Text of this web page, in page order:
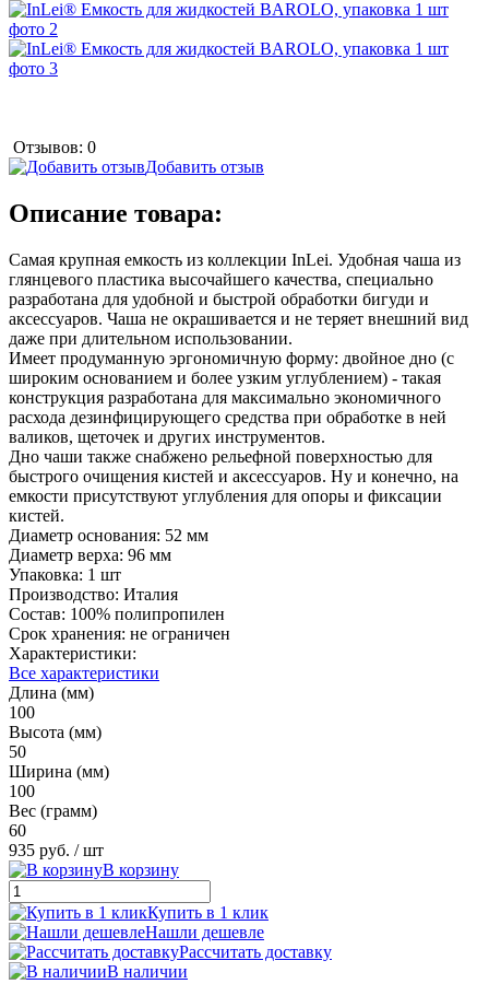
Отзывов: 0
Добавить отзыв
Описание товара:
Самая крупная емкость из коллекции InLei. Удобная чаша из
глянцевого пластика высочайшего качества, специально
разработана для удобной и быстрой обработки бигуди и
аксессуаров. Чаша не окрашивается и не теряет внешний вид
даже при длительном использовании.
Имеет продуманную эргономичную форму: двойное дно (с
широким основанием и более узким углублением) - такая
конструкция разработана для максимально экономичного
расхода дезинфицирующего средства при обработке в ней
валиков, щеточек и других инструментов.
Дно чаши также снабжено рельефной поверхностью для
быстрого очищения кистей и аксессуаров. Ну и конечно, на
емкости присутствуют углубления для опоры и фиксации
кистей.
Диаметр основания: 52 мм
Диаметр верха: 96 мм
Упаковка: 1 шт
Производство: Италия
Состав: 100% полипропилен
Срок хранения: не ограничен
Характеристики:
Все характеристики
Длина (мм)
100
Высота (мм)
50
Ширина (мм)
100
Вес (грамм)
60
935 руб. / шт
В корзину
Купить в 1 клик
Нашли дешевле
Рассчитать доставку
В наличии